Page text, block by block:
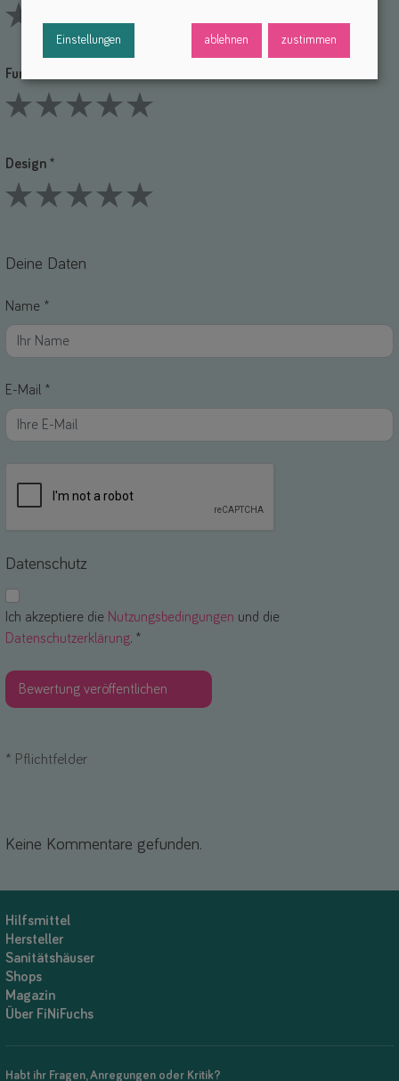
2 Stars3 Stars4 Stars
Funktionalität *
Design *
Deine Daten
Name *
E-Mail *
Datenschutz
Ich akzeptiere die Nutzungsbedingungen und die
Datenschutzerklärung. *
* Pflichtfelder
Keine Kommentare gefunden.
Hilfsmittel
Hersteller
Sanitätshäuser
Shops
Magazin
Über FiNiFuchs
Habt ihr Fragen, Anregungen oder Kritik?
Einstellungen ablehnen zustimmen